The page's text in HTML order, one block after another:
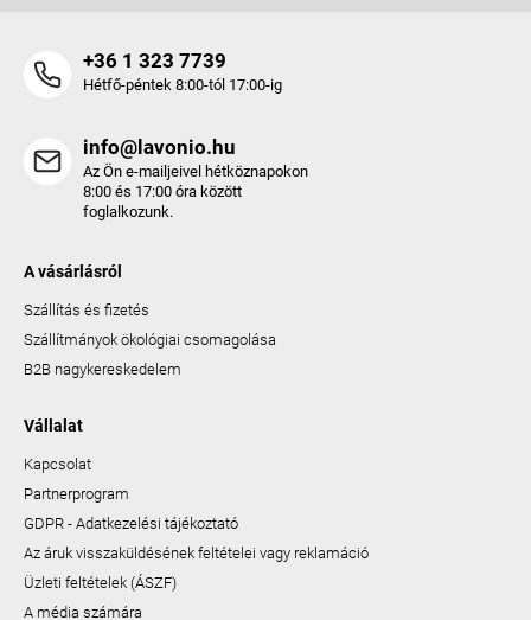
+36 1 323 7739
Hétfő-péntek 8:00-tól 17:00-ig
info@lavonio.hu
Az Ön e-mailjeivel hétköznapokon
8:00 és 17:00 óra között
foglalkozunk.
A vásárlásról
Szállítás és fizetés
Szállítmányok ökológiai csomagolása
B2B nagykereskedelem
Vállalat
Kapcsolat
Partnerprogram
GDPR - Adatkezelési tájékoztató
Az áruk visszaküldésének feltételei vagy reklamáció
Üzleti feltételek (ÁSZF)
A média számára